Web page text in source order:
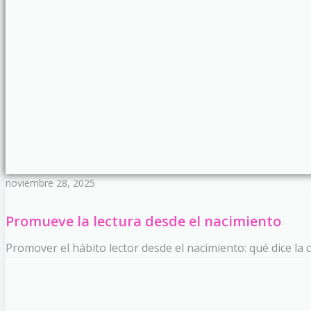
noviembre 28, 2025
Promueve la lectura desde el nacimiento
Promover el hábito lector desde el nacimiento: qué dice